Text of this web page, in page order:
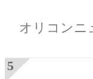
オリコンニ